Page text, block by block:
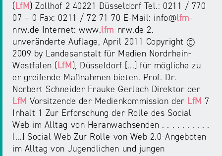
(LfM) Zollhof 2 40221 Düsseldorf Tel.: 0211 / 770
07 – 0 Fax: 0211 / 72 71 70 E-Mail: info@lfm-
nrw.de Internet: www.lfm-nrw.de 2.
unveränderte Auflage, April 2011 Copyright ©
2009 by Landesanstalt für Medien Nordrhein-
Westfalen (LfM), Düsseldorf [...] für mögliche zu
er greifende Maßnahmen bieten. Prof. Dr.
Norbert Schneider Frauke Gerlach Direktor der
LfM Vorsitzende der Medienkommission der LfM 7
Inhalt 1 Zur Erforschung der Rolle des Social
Web im Alltag von Heranwachsenden . . . . . . . . . .
[...] Social Web Zur Rolle von Web 2.0-Angeboten
im Alltag von Jugendlichen und jungen